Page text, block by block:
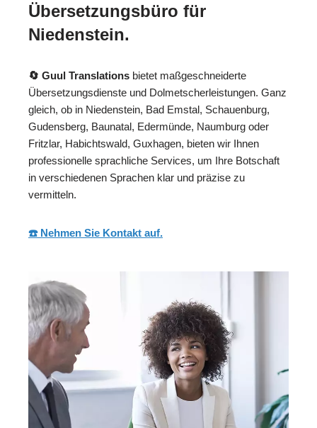
Übersetzungsbüro für
Niedenstein.
🔄 Guul Translations bietet maßgeschneiderte
Übersetzungsdienste und Dolmetscherleistungen. Ganz
gleich, ob in Niedenstein, Bad Emstal, Schauenburg,
Gudensberg, Baunatal, Edermünde, Naumburg oder
Fritzlar, Habichtswald, Guxhagen, bieten wir Ihnen
professionelle sprachliche Services, um Ihre Botschaft
in verschiedenen Sprachen klar und präzise zu
vermitteln.
☎️ Nehmen Sie Kontakt auf.